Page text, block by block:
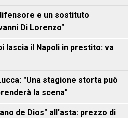
e un sostituto
Di Lorenzo"
lascia il Napoli in prestito: va
"Una stagione storta può
la scena"
de Dios" all'asta: prezzo di